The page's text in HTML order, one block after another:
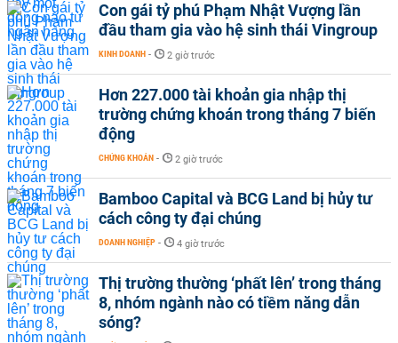
Con gái tỷ phú Phạm Nhật Vượng lần
đầu tham gia vào hệ sinh thái Vingroup
KINH DOANH - 2 giờ trước
Hơn 227.000 tài khoản gia nhập thị
trường chứng khoán trong tháng 7 biến
động
CHỨNG KHOÁN - 2 giờ trước
Bamboo Capital và BCG Land bị hủy tư
cách công ty đại chúng
DOANH NGHIỆP - 4 giờ trước
Thị trường thường ‘phất lên’ trong tháng
8, nhóm ngành nào có tiềm năng dẫn
sóng?